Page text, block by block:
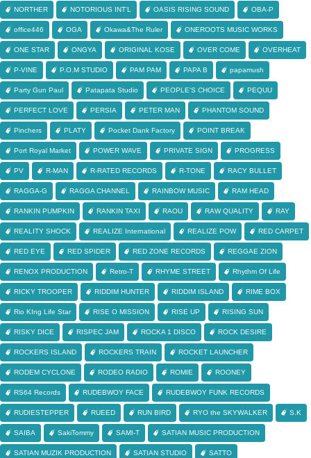
NORTHER NOTORIOUS INT'L OASIS RISING SOUND OBA-P
office446 OGA Okawa&The Ruler ONEROOTS MUSIC WORKS
ONE STAR ONGYA ORIGINAL KOSE OVER COME OVERHEAT
P-VINE P.O.M STUDIO PAM PAM PAPA B papamush
Party Gun Paul Patapata Studio PEOPLE'S CHOICE PEQUU
PERFECT LOVE PERSIA PETER MAN PHANTOM SOUND
Pinchers PLATY Pocket Dank Factory POINT BREAK
Port Royal Market POWER WAVE PRIVATE SIGN PROGRESS
PV R-MAN R-RATED RECORDS R-TONE RACY BULLET
RAGGA-G RAGGA CHANNEL RAINBOW MUSIC RAM HEAD
RANKIN PUMPKIN RANKIN TAXI RAOU RAW QUALITY RAY
REALITY SHOCK REALIZE International REALIZE POW RED CARPET
RED EYE RED SPIDER RED ZONE RECORDS REGGAE ZION
RENOX PRODUCTION Retro-T RHYME STREET Rhythm Of Life
RICKY TROOPER RIDDIM HUNTER RIDDIM ISLAND RIME BOX
Rio KIng Life Star RISE O MISSION RISE UP RISING SUN
RISKY DICE RISPEC JAM ROCKA 1 DISCO ROCK DESIRE
ROCKERS ISLAND ROCKERS TRAIN ROCKET LAUNCHER
RODEM CYCLONE RODEO RADIO ROMIE ROONEY
RS64 Records RUDEBWOY FACE RUDEBWOY FUNK RECORDS
RUDIESTEPPER RUEED RUN BIRD RYO the SKYWALKER S.K
SAIBA SakiTommy SAMI-T SATIAN MUSIC PRODUCTION
SATIAN MUZIK PRODUCTION SATIAN STUDIO SATTO